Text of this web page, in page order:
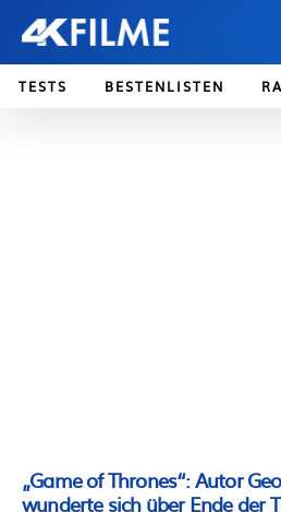
TESTS BESTENLISTEN
„Game of Thrones“: Autor
wunderte sich über Ende der